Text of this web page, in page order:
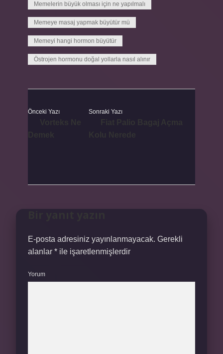
Memelerin büyük olması için ne yapılmalı
Memeye masaj yapmak büyütür mü
Memeyi hangi hormon büyütür
Östrojen hormonu doğal yollarla nasıl alınır
Önceki Yazı Sonraki Yazı
E-posta adresiniz yayınlanmayacak. Gerekli
alanlar * ile işaretlenmişlerdir
Yorum